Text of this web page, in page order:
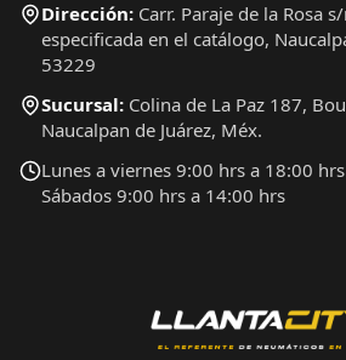
Dirección: Carr. Paraje de la Rosa
especificada en el catálogo,
53229
Sucursal: Colina de La Paz 187,
Naucalpan de Juárez, Méx.
Lunes a viernes 9:00 hrs a 18:00 hrs
Sábados 9:00 hrs a 14:00 hrs